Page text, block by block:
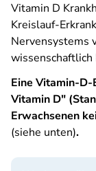
Vitamin D
Kreislauf-­
Nervensystems
wissenschaftlich
Eine Vitamin-D-
Vitamin D"
Erwachsenen
(siehe unten).